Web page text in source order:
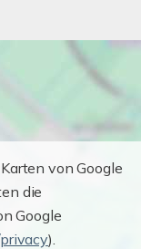
von Google
die
Google
).